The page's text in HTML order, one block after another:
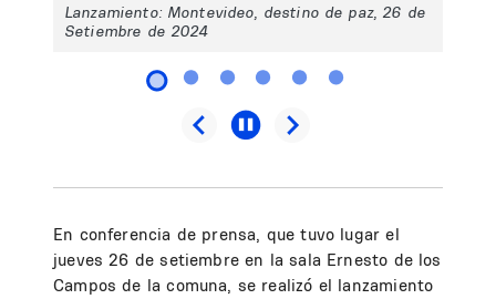
Lanzamiento: Montevideo, destino de paz, 26 de
Setiembre de 2024
En conferencia de prensa, que tuvo lugar el
jueves 26 de setiembre en la sala Ernesto de los
Campos de la comuna, se realizó el lanzamiento